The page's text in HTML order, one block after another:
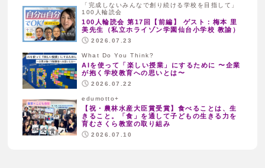
「完成しないみんなで創り続ける学校を目指して」
100人輪読会
100人輪読会 第17回【前編】 ゲスト：梅本 里
美先生（私立ホライゾン学園仙台小学校 教諭）
2026.07.23
What Do You Think?
AIを使って「楽しい授業」にするために 〜企業
が抱く学校教育への思いとは〜
2026.07.22
edumotto+
【祝・農林水産大臣賞受賞】食べることは、生
きること。「食」を通して子どもの生きる力を
育むさくら教室の取り組み
2026.07.10